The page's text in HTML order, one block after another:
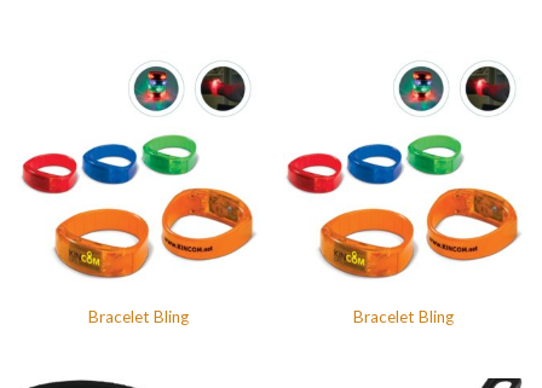
Bracelet Bling Bracelet Bling